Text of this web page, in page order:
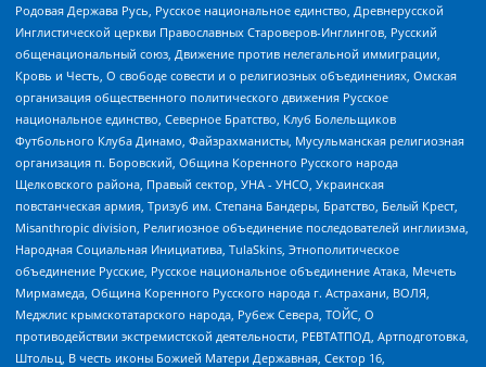
Родовая Держава Русь, Русское национальное единство, Древнерусской
Инглистической церкви Православных Староверов-Инглингов, Русский
общенациональный союз, Движение против нелегальной иммиграции,
Кровь и Честь, О свободе совести и о религиозных объединениях, Омская
организация общественного политического движения Русское
национальное единство, Северное Братство, Клуб Болельщиков
Футбольного Клуба Динамо, Файзрахманисты, Мусульманская религиозная
организация п. Боровский, Община Коренного Русского народа
Щелковского района, Правый сектор, УНА - УНСО, Украинская
повстанческая армия, Тризуб им. Степана Бандеры, Братство, Белый Крест,
Misanthropic division, Религиозное объединение последователей инглиизма,
Народная Социальная Инициатива, TulaSkins, Этнополитическое
объединение Русские, Русское национальное объединение Атака, Мечеть
Мирмамеда, Община Коренного Русского народа г. Астрахани, ВОЛЯ,
Меджлис крымскотатарского народа, Рубеж Севера, ТОЙС, О
противодействии экстремистской деятельности, РЕВТАТПОД, Артподготовка,
Штольц, В честь иконы Божией Матери Державная, Сектор 16,